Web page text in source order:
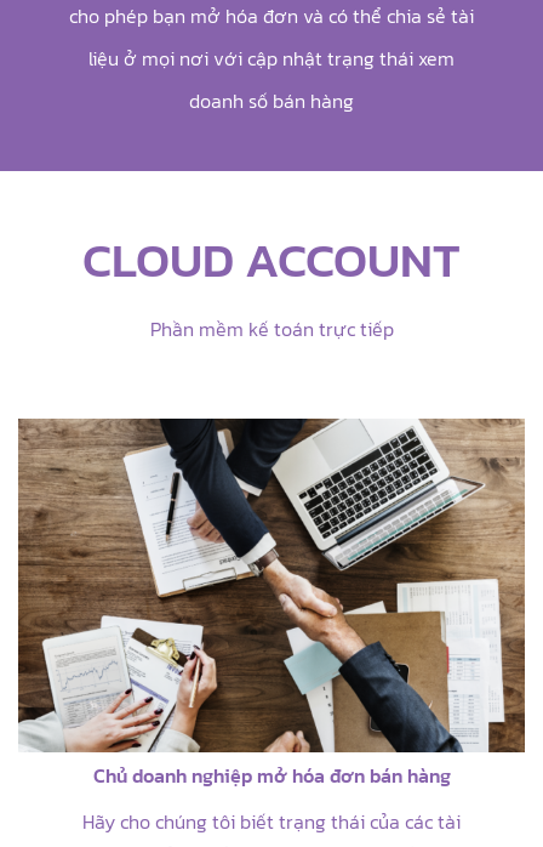
cho phép bạn mở hóa đơn và có thể chia sẻ tài
liệu ở mọi nơi với cập nhật trạng thái xem
doanh số bán hàng
CLOUD ACCOUNT
Phần mềm kế toán trực tiếp
Chủ doanh nghiệp mở hóa đơn bán hàng
Hãy cho chúng tôi biết trạng thái của các tài